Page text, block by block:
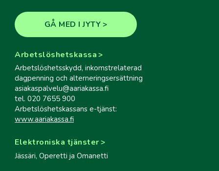
GÅ MED I JYTY
Arbetslöshetskassa
Arbetslöshetsskydd, inkomstrelaterad
dagpenning och alterneringsersättning
asiakaspalvelu@aariakassa.fi
tel. 020 7655 900
Arbetslöshetskassans e-tjänst:
www.aariakassa.fi
Elektroniska tjänster
Jässäri, Operetti ja Omanetti